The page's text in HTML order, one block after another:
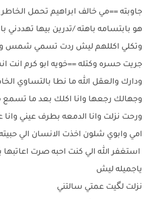
جاوبته ==مي خالف ابراهيم تحمل
هو بابتسامه باهته /تدرين بيها
وتكلي اكللهم ليش ردت تسمي شمس
جريت حسره وكتله ==خويه ابو كرم انت
ودارك والعقل الله ما نطا بالتساوي
وجهالك رجعها وانا اكلك بعد ما تسمع
ورحت نزلت وانا الدمعه بطرف عيني
امي وابوي شلون اخذت الانسان الي
استغفر الله الي كنت احبه صرت
ياجميله ليش
نزلت لگيت عمتي سالتني